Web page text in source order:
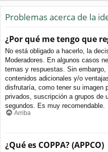
Problemas acerca de la
¿Por qué me tengo que
No está obligado a hacerlo, la
Moderadores. En algunos casos
temas y respuestas. Sin
contenidos adicionales y/o
disfrutaría, como tener su imagen
privados, suscripción a grupos de
segundos. Es muy recomendable.
Arriba
¿Qué es COPPA? (APPCO)